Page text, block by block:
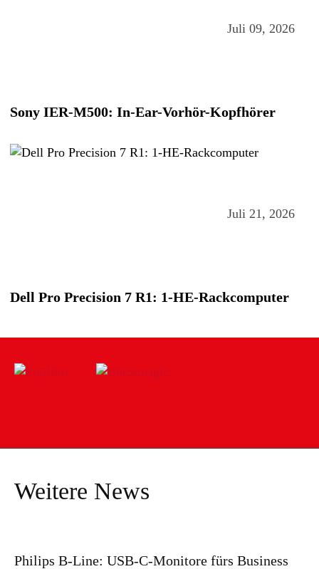
Juli 09, 2026
Sony IER-M500: In-Ear-Vorhör-Kopfhörer
Juli 21, 2026
Dell Pro Precision 7 R1: 1-HE-Rackcomputer
Weitere News
Philips B-Line: USB-C-Monitore fürs Business